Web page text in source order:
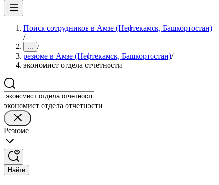
Поиск сотрудников в Амзе (Нефтекамск, Башкортостан)
/
... /
резюме в Амзе (Нефтекамск, Башкортостан)/
экономист отдела отчетности
экономист отдела отчетности
Резюме
Найти